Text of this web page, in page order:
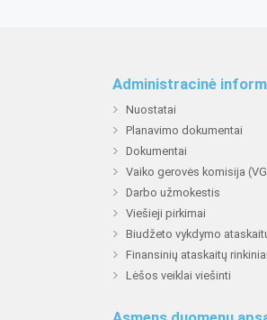
Administracinė
Nuostatai
Planavimo dokumentai
Dokumentai
Vaiko gerovės komisija
Darbo užmokestis
Viešieji pirkimai
Biudžeto vykdymo
Finansinių ataskaitų rinkiniai
Lėšos veiklai viešinti